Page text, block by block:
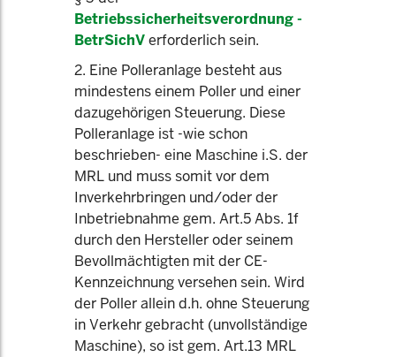
Betriebssicherheitsverordnung -
BetrSichVerforderlich sein.
2. Eine Polleranlage besteht aus
mindestens einem Poller und einer
dazugehörigen Steuerung. Diese
Polleranlage ist -wie schon
beschrieben- eine Maschine i.S. der
MRL und muss somit vor dem
Inverkehrbringen und/oder der
Inbetriebnahme gem. Art.5 Abs. 1f
durch den Hersteller oder seinem
Bevollmächtigten mit der CE-
Kennzeichnung versehen sein. Wird
der Poller allein d.h. ohne Steuerung
in Verkehr gebracht (unvollständige
Maschine), so ist gem. Art.13 MRL